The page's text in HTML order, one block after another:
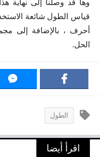
وها قد وصلنا إلى نهاية
أحرف ، بالإضافة إلى
الحل.
الطول
اقرأ أيضا